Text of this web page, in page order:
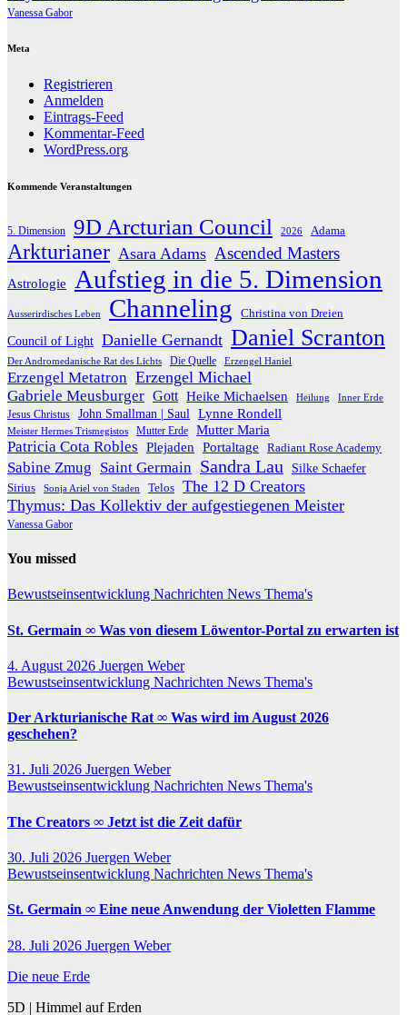
Vanessa Gabor
Meta
Registrieren
Anmelden
Eintrags-Feed
Kommentar-Feed
WordPress.org
Kommende Veranstaltungen
5. Dimension 9D Arcturian Council 2026 Adama
Arkturianer Asara Adams Ascended Masters
Astrologie Aufstieg in die 5. Dimension
Ausserirdisches Leben Channeling Christina von Dreien
Council of Light Danielle Gernandt Daniel Scranton
Der Andromedanische Rat des Lichts Die Quelle Erzengel Haniel
Erzengel Metatron Erzengel Michael
Gabriele Meusburger Gott Heike Michaelsen Heilung Inner Erde
Jesus Christus John Smallman | Saul Lynne Rondell
Meister Hermes Trismegistos Mutter Erde Mutter Maria
Patricia Cota Robles Plejaden Portaltage Radiant Rose Academy
Sabine Zmug Saint Germain Sandra Lau Silke Schaefer
Sirius Sonja Ariel von Staden Telos The 12 D Creators
Thymus: Das Kollektiv der aufgestiegenen Meister
Vanessa Gabor
You missed
Bewustseinsentwicklung Nachrichten News Thema's
St. Germain ∞ Was von diesem Löwentor-Portal zu erwarten ist
4. August 2026 Juergen Weber
Bewustseinsentwicklung Nachrichten News Thema's
Der Arkturianische Rat ∞ Was wird im August 2026
geschehen?
31. Juli 2026 Juergen Weber
Bewustseinsentwicklung Nachrichten News Thema's
The Creators ∞ Jetzt ist die Zeit dafür
30. Juli 2026 Juergen Weber
Bewustseinsentwicklung Nachrichten News Thema's
St. Germain ∞ Eine neue Anwendung der Violetten Flamme
28. Juli 2026 Juergen Weber
Die neue Erde
5D | Himmel auf Erden